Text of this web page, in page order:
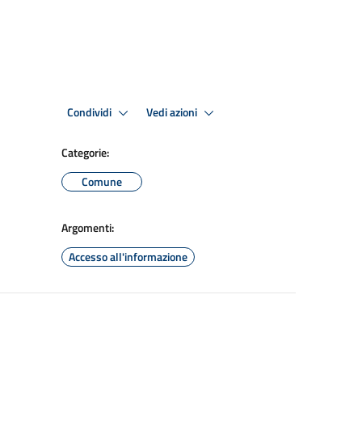
Condividi Vedi azioni
Categorie:
Comune
Argomenti:
Accesso all'informazione